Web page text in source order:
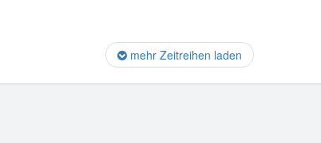
mehr Zeitreihen laden